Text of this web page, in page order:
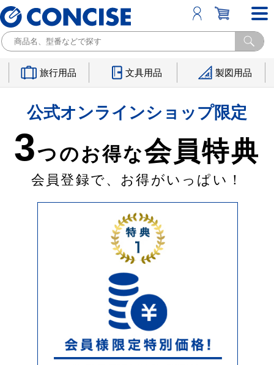
旅行用品 文具用品 製図用品
公式オンラインショップ限定
3つのお得な会員特典
会員登録で、お得がいっぱい！